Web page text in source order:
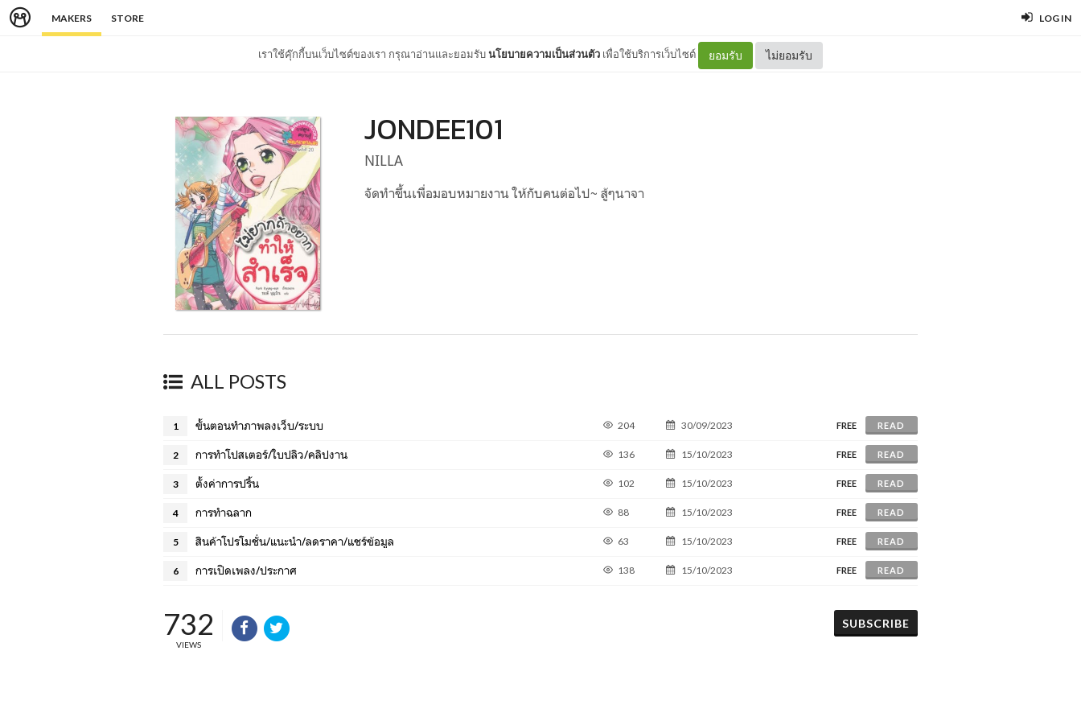
MAKERS STORE LOG IN
เราใช้คุ๊กกี้บนเว็บไซต์ของเรา กรุณาอ่านและยอมรับนโยบายความเป็นส่วนตัว เพื่อใช้บริการเว็บไซต์ ยอมรับ ไม่ยอมรับ
JONDEE101
NILLA
จัดทำขึ้นเพื่อมอบหมายงาน ให้กับคนต่อไป~ สู้ๆนาจา
ALL POSTS
1 ขั้นตอนทำภาพลงเว็บ/ระบบ 204 30/09/2023 FREE READ
2 การทำโปสเตอร์/ใบปลิว/คลิปงาน 136 15/10/2023 FREE READ
3 ตั้งค่าการปริ้น 102 15/10/2023 FREE READ
4 การทำฉลาก 88 15/10/2023 FREE READ
5 สินค้าโปรโมชั่น/แนะนำ/ลดราคา/แชร์ข้อมูล 63 15/10/2023 FREE READ
6 การเปิดเพลง/ประกาศ 138 15/10/2023 FREE READ
732
VIEWS
SUBSCRIBE